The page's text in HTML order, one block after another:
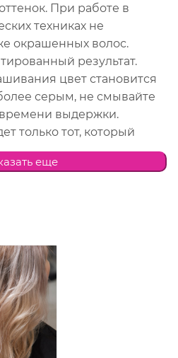
При работе в
техниках не
окрашенных волос.
результат.
цвет становится
серым, не смывайте
времени выдержки.
только тот, который
на вымытые шампунем
кератин, коллаген,
еще